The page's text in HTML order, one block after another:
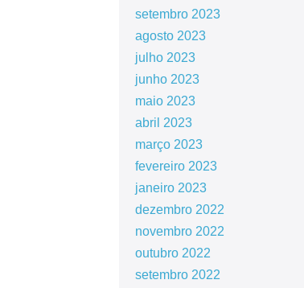
setembro 2023
agosto 2023
julho 2023
junho 2023
maio 2023
abril 2023
março 2023
fevereiro 2023
janeiro 2023
dezembro 2022
novembro 2022
outubro 2022
setembro 2022